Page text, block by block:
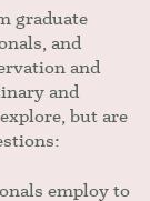
graduate
and
and
and
but are
employ to